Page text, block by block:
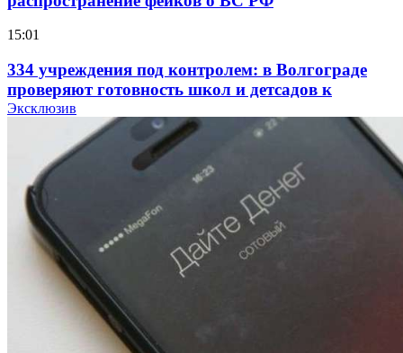
15:01
334 учреждения под контролем: в Волгограде
проверяют готовность школ и детсадов к
учебному году
Покушение на убийство в Волгограде: девушка
напала на незнакомую женщину с ножом
12:39
Сладкий праздник в Волгограде: в Центральном
парке прошёл фестиваль „Арбузный переполох“
Эксклюзив